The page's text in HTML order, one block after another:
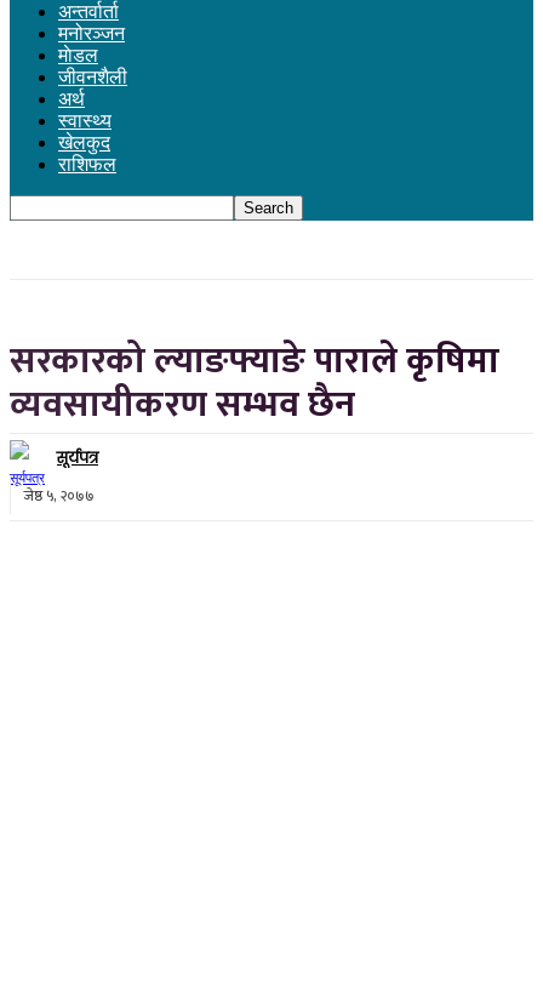
अन्तर्वार्ता
मनोरञ्जन
माेडल
जीवनशैली
अर्थ
स्वास्थ्य
खेलकुद
राशिफल
सरकारको ल्याङफ्याङे पाराले कृषिमा
व्यवसायीकरण सम्भव छैन
सूर्यपत्र
जेष्ठ ५, २०७७